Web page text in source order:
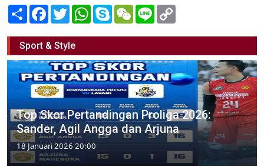
Share Facebook
TwitterWhatsApp
SkypeWeChatLine
Sport & Style
Top Skor Pertandingan Proliga 2026:
Sander, Agil Angga dan Arjuna
18 Januari 2026 20:00